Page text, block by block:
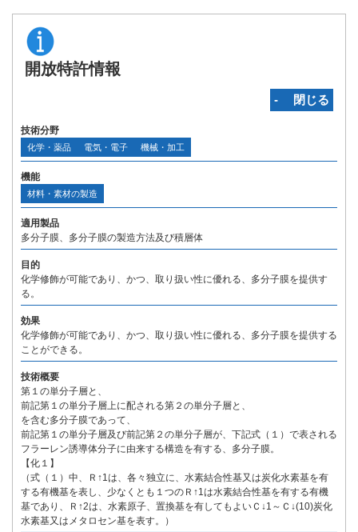
開放特許情報
‐ 閉じる
技術分野
化学・薬品 電気・電子 機械・加工
機能
材料・素材の製造
適用製品
多分子膜、多分子膜の製造方法及び積層体
目的
化学修飾が可能であり、かつ、取り扱い性に優れる、多分子膜を提供す
る。
効果
化学修飾が可能であり、かつ、取り扱い性に優れる、多分子膜を提供する
ことができる。
技術概要
第１の単分子層と、
前記第１の単分子層上に配される第２の単分子層と、
を含む多分子膜であって、
前記第１の単分子層及び前記第２の単分子層が、下記式（１）で表される
フラーレン誘導体分子に由来する構造を有する、多分子膜。
【化１】
（式（１）中、Ｒ↑1は、各々独立に、水素結合性基又は炭化水素基を有
する有機基を表し、少なくとも１つのＲ↑1は水素結合性基を有する有機
基であり、Ｒ↑2は、水素原子、置換基を有してもよいＣ↓1～Ｃ↓(10)炭化
水素基又はメタロセン基を表す。）